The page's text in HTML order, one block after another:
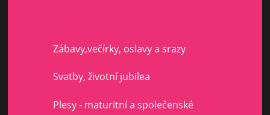
Zábavy,večírky, oslavy a srazy
Svatby, životní jubilea
Plesy - maturitní a společenské